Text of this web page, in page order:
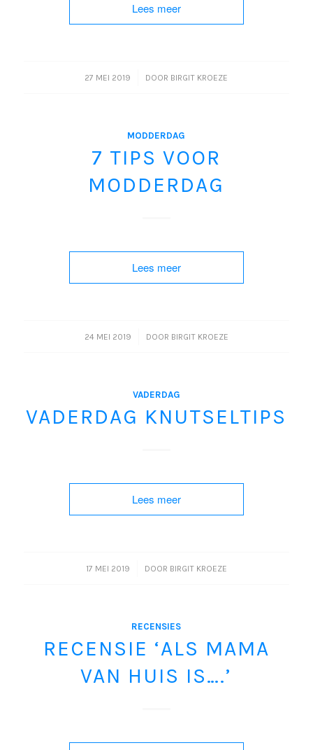
Lees meer
27 MEI 2019 DOOR BIRGIT KROEZE
MODDERDAG
7 TIPS VOOR
MODDERDAG
Lees meer
24 MEI 2019
/ DOOR BIRGIT KROEZE
VADERDAG
VADERDAG KNUTSELTIPS
Lees meer
17 MEI 2019
/ DOOR BIRGIT KROEZE
RECENSIES
RECENSIE ‘ALS MAMA
VAN HUIS IS….’